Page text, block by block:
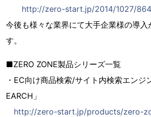
http://zero-start.jp/2014/1027/
今後も様々な業界にて大手企業様の導入
す。
■ZERO ZONE製品シリーズ一覧
・EC向け商品検索/サイト内検索エンジ
EARCH」
http://zero-start.jp/products/zero-